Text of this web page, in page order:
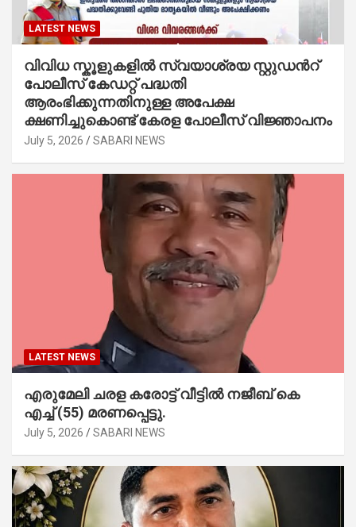
LATEST NEWS
വിവിധ സ്കൂളുകളില്‍ സ്വയാശ്രയ സ്റ്റുഡന്‍റ്
പോലീസ് കേഡറ്റ് പദ്ധതി
ആരംഭിക്കുന്നതിനുള്ള അപേക്ഷ
ക്ഷണിച്ചുകൊണ്ട് കേരള പോലീസ് വിജ്ഞാപനം
July 5, 2026 SABARI NEWS
LATEST NEWS
എരുമേലി ചരള കരോട്ട് വീട്ടിൽ നജീബ് കെ
എച്ച് (55) മരണപ്പെട്ടു.
July 5, 2026 SABARI NEWS